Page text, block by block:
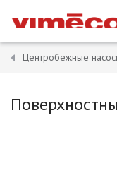
Центробежные